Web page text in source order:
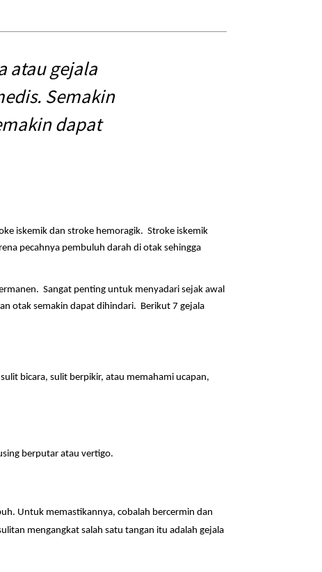
atau gejala
Semakin
dapat
iskemik dan stroke hemoragik. Stroke iskemik
pecahnya pembuluh darah di otak sehingga
Sangat penting untuk menyadari sejak awal
otak semakin dapat dihindari. Berikut 7 gejala
bicara, sulit berpikir, atau memahami ucapan,
berputar atau vertigo.
Untuk memastikannya, cobalah bercermin dan
mengangkat salah satu tangan itu adalah gejala